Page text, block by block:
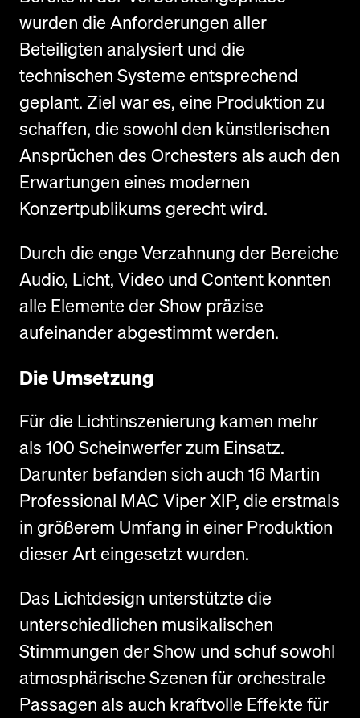
wurden die Anforderungen aller
Beteiligten analysiert und die
technischen Systeme entsprechend
geplant. Ziel war es, eine Produktion zu
schaffen, die sowohl den künstlerischen
Ansprüchen des Orchesters als auch den
Erwartungen eines modernen
Konzertpublikums gerecht wird.
Durch die enge Verzahnung der Bereiche
Audio, Licht, Video und Content konnten
alle Elemente der Show präzise
aufeinander abgestimmt werden.
Die Umsetzung
Für die Lichtinszenierung kamen mehr
als 100 Scheinwerfer zum Einsatz.
Darunter befanden sich auch 16 Martin
Professional MAC Viper XIP, die erstmals
in größerem Umfang in einer Produktion
dieser Art eingesetzt wurden.
Das Lichtdesign unterstützte die
unterschiedlichen musikalischen
Stimmungen der Show und schuf sowohl
atmosphärische Szenen für orchestrale
Passagen als auch kraftvolle Effekte für